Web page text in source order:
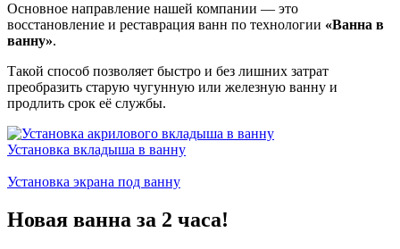
Основное направление нашей компании — это
восстановление и реставрация ванн по технологии «Ванна в
ванну».
Такой способ позволяет быстро и без лишних затрат
преобразить старую чугунную или железную ванну и
продлить срок её службы.
Установка вкладыша в ванну
Установка экрана под ванну
Новая ванна за 2 часа!